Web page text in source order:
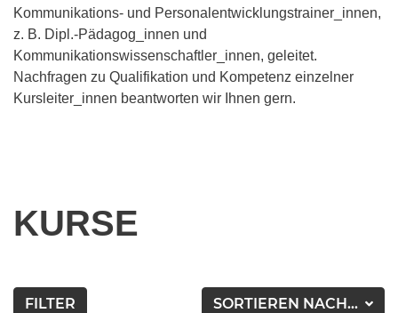
Kommunikations- und Personalentwicklungstrainer_innen,
z. B. Dipl.-Pädagog_innen und
Kommunikationswissenschaftler_innen, geleitet.
Nachfragen zu Qualifikation und Kompetenz einzelner
Kursleiter_innen beantworten wir Ihnen gern.
KURSE
SORTIEREN NACH...
FILTER